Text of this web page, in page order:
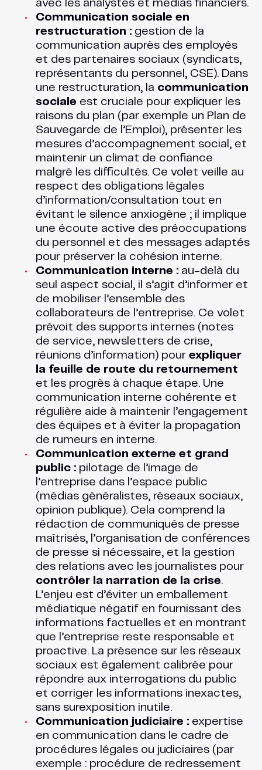
avec les analystes et médias financiers.
Communication sociale en
restructuration :gestion de la
communication auprès des employés
et des partenaires sociaux (syndicats,
représentants du personnel, CSE). Dans
une restructuration, la communication
sociale est cruciale pour expliquer les
raisons du plan (par exemple un Plan de
Sauvegarde de l’Emploi), présenter les
mesures d’accompagnement social, et
maintenir un climat de confiance
malgré les difficultés. Ce volet veille au
respect des obligations légales
d’information/consultation tout en
évitant le silence anxiogène ; il implique
une écoute active des préoccupations
du personnel et des messages adaptés
pour préserver la cohésion interne.
Communication interne :au-delà du
seul aspect social, il s’agit d’informer et
de mobiliser l’ensemble des
collaborateurs de l’entreprise. Ce volet
prévoit des supports internes (notes
de service, newsletters de crise,
réunions d’information) pour expliquer
la feuille de route du retournement
et les progrès à chaque étape. Une
communication interne cohérente et
régulière aide à maintenir l’engagement
des équipes et à éviter la propagation
de rumeurs en interne.
Communication externe et grand
public :pilotage de l’image de
l’entreprise dans l’espace public
(médias généralistes, réseaux sociaux,
opinion publique). Cela comprend la
rédaction de communiqués de presse
maîtrisés, l’organisation de conférences
de presse si nécessaire, et la gestion
des relations avec les journalistes pour
contrôler la narration de la crise.
L’enjeu est d’éviter un emballement
médiatique négatif en fournissant des
informations factuelles et en montrant
que l’entreprise reste responsable et
proactive. La présence sur les réseaux
sociaux est également calibrée pour
répondre aux interrogations du public
et corriger les informations inexactes,
sans surexposition inutile.
Communication judiciaire :expertise
en communication dans le cadre de
procédures légales ou judiciaires (par
exemple : procédure de redressement